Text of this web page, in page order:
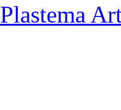
Plastema